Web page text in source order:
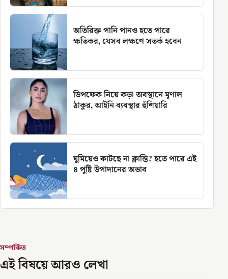
অতিরিক্ত পানি পানও হতে পারে
ক্ষতিকর, যেসব লক্ষণে সতর্ক হবেন
ডিপফেক নিয়ে কড়া অবস্থানে মৃণাল
ঠাকুর, আইনি ব্যবস্থার হুঁশিয়ারি
ঘুমিয়েও কাটছে না ক্লান্তি? হতে পারে এই
৪ পুষ্টি উপাদানের অভাব
সম্পর্কিত
এই বিষয়ে আরও লেখা